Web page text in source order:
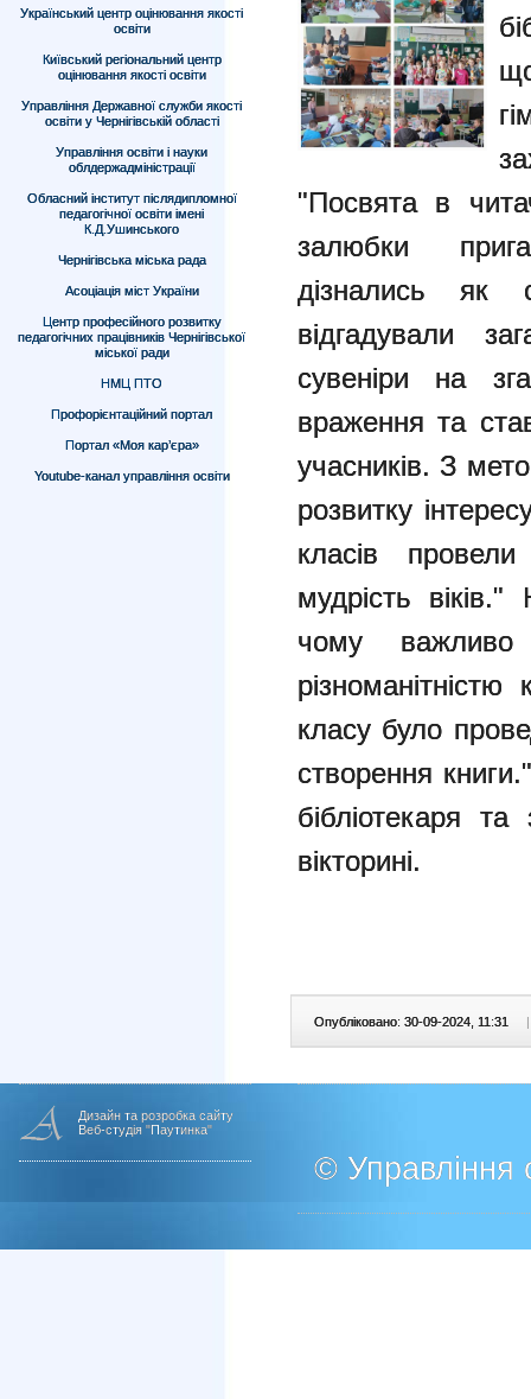
Український центр оцінювання якості
освіти
Київський регіональний центр
оцінювання якості освіти
Управління Державної служби якості
освіти у Чернігівській області
Управління освіти і науки
облдержадміністрації
Обласний інститут післядипломної
педагогічної освіти імені
К.Д.Ушинського
Чернігівська міська рада
Асоціація міст України
Центр професійного розвитку
педагогічних працівників Чернігівської
міської ради
НМЦ ПТО
Профорієнтаційний портал
Портал «Моя кар’єра»
Youtube-канал управління освіти
"Посвята в
залюбки
дізнались як
відгадували
сувеніри на
враження та
учасників. З
розвитку
класів
мудрість
чому важливо
класу було
створення
бібліотекаря
вікторині.
Опубліковано: 30-09-2024, 11:31 |
Дизайн та розробка сайту
Веб-студія "Паутинка"
© Управління